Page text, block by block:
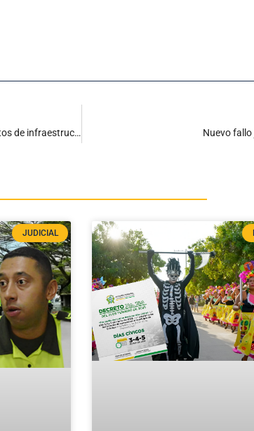
Alcaldía de Ciénaga y Drummond Ltd. fortalecen alianza para ejecutar proyectos de infraestructura educativa Nuevo
JUDICIAL